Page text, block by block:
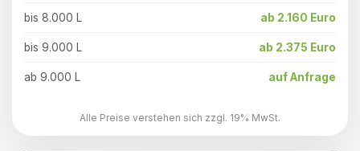
bis 8.000 L ab 2.160 Euro
bis 9.000 L ab 2.375 Euro
ab 9.000 L auf Anfrage
Alle Preise verstehen sich zzgl. 19% MwSt.